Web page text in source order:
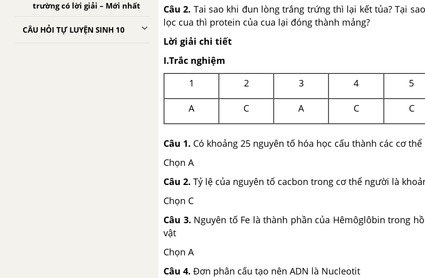
trường có lời giải – Mới nhất
CÂU HỎI TỰ LUYỆN SINH 10
Câu 2. Tai sao khi đun lòng trắng trứng thì lại kết tủa? Tại
lọc cua thì protein của cua lại đóng thành mảng?
Lời giải chi tiết
I.Trắc nghiệm
1
2 3 4 5
A C A C C
Câu 1. Có khoảng 25 nguyên tố hóa học cấu thành các cơ thể
Chọn A
Câu 2. Tỷ lệ của nguyên tố cacbon trong cơ thể người là
Chọn C
Câu 3. Nguyên tố Fe là thành phần của Hêmôglôbin trong
vật
Chọn A
Câu 4. Đơn phân cấu tạo nên ADN là Nucleotit